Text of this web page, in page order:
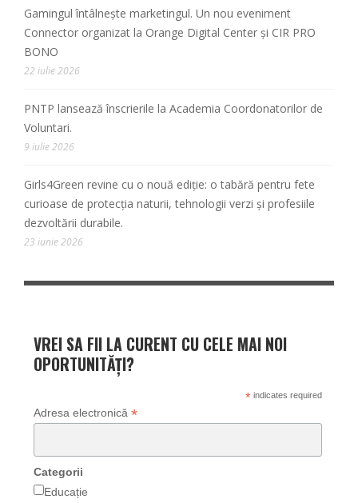
Gamingul întâlnește marketingul. Un nou eveniment
Connector organizat la Orange Digital Center și CIR PRO
BONO
22 iulie 2026
PNTP lansează înscrierile la Academia Coordonatorilor de
Voluntari.
9 iulie 2026
Girls4Green revine cu o nouă ediție: o tabără pentru fete
curioase de protecția naturii, tehnologii verzi și profesiile
dezvoltării durabile.
23 iunie 2026
VREI SA FII LA CURENT CU CELE MAI NOI
OPORTUNITĂȚI?
*indicates required
Adresa electronică *
Categorii
Educație